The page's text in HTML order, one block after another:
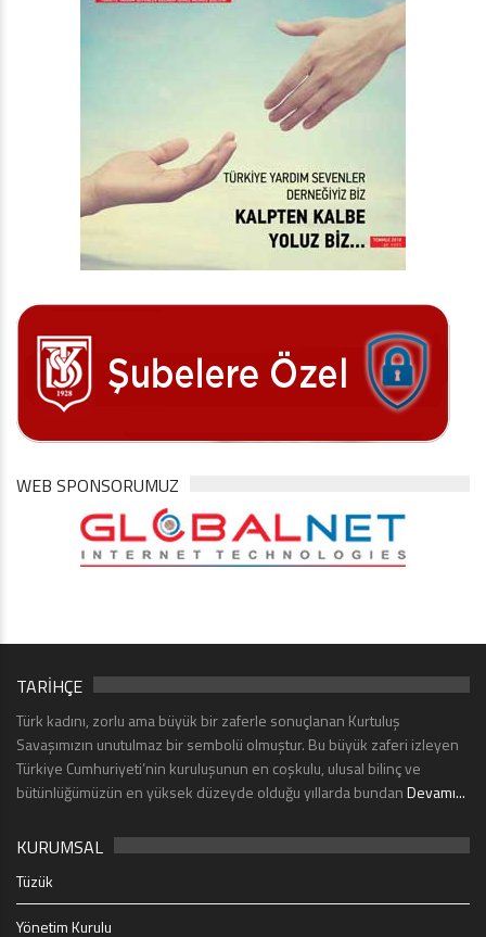
WEB SPONSORUMUZ
TARİHÇE
Türk kadını, zorlu ama büyük bir zaferle sonuçlanan Kurtuluş
Savaşımızın unutulmaz bir sembolü olmuştur. Bu büyük zaferi izleyen
Türkiye Cumhuriyeti’nin kuruluşunun en coşkulu, ulusal bilinç ve
bütünlüğümüzün en yüksek düzeyde olduğu yıllarda bundanDevamı...
KURUMSAL
Tüzük
Yönetim Kurulu